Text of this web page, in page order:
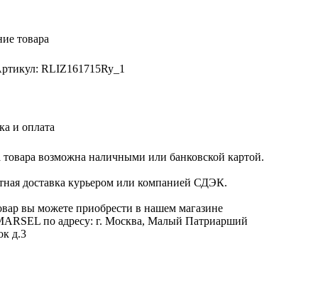
товара
RLIZ161715Ry_1
и оплата
товара возможна наличными или банковской картой.
доставка курьером или компанией СДЭК.
вы можете приобрести в нашем магазине
по адресу: г. Москва, Малый Патриарший
д.3